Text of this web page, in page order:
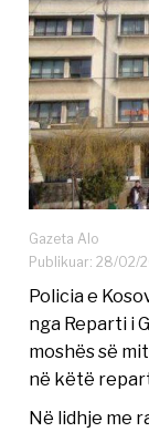
Gazeta Alo
Publikuar: 28/02/
Policia e
nga Reparti i
moshës së
në këtë
Në lidhje me